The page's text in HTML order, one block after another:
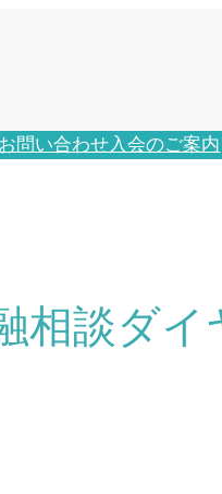
お問い合わせ入会のご案内
談ダイ